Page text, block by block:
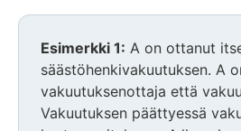
Esimerkki 1: A on ottanut
säästöhenkivakuutuksen. A
vakuutuksenottaja että
Vakuutuksen päättyessä